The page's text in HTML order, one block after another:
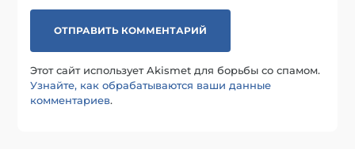
Этот сайт использует Akismet для борьбы со спамом.
Узнайте, как обрабатываются ваши данные
комментариев.